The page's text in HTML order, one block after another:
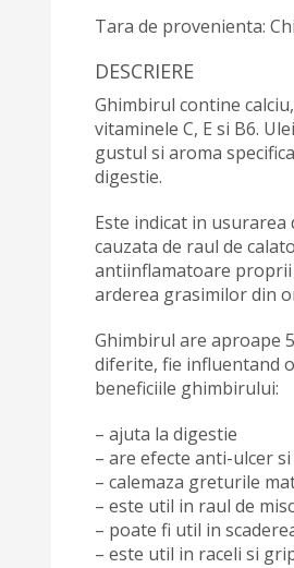
Tara de provenienta:
DESCRIERE
Ghimbirul contine
vitaminele C, E si B6.
gustul si aroma
digestie.
Este indicat in
cauzata de raul de
antiinflamatoare proprii
arderea grasimilor din
Ghimbirul are aproape
diferite, fie influentand
beneficiile ghimbirului:
– ajuta la digestie
– are efecte anti-ulcer
– calemaza greturile
– este util in raul de
– poate fi util in
– este util in raceli si